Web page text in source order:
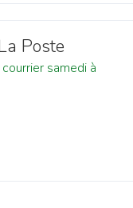
Poste
samedi à